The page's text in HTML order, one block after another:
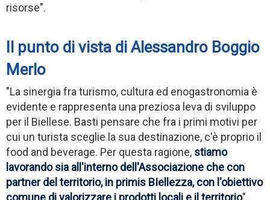
risorse".
Il punto di vista di Alessandro Boggio
Merlo
"La sinergia fra turismo, cultura ed enogastronomia è
evidente e rappresenta una preziosa leva di sviluppo
per il Biellese. Basti pensare che fra i primi motivi per
cui un turista sceglie la sua destinazione, c'è proprio il
food and beverage. Per questa ragione, stiamo
lavorando sia all'interno dell'Associazione che con
partner del territorio, in primis BIellezza, con l'obiettivo
comune di valorizzare i prodotti locali e il territorio".